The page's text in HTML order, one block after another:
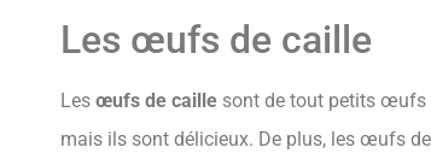
Les œufs de caille
Les œufs de caille sont de tout petits œufs
mais ils sont délicieux. De plus, les œufs